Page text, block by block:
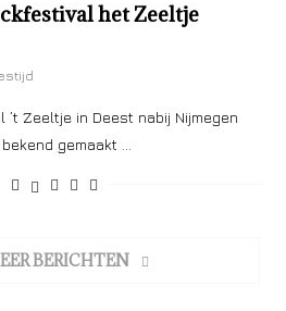
het Zeeltje
Zeeltje in Deest nabij Nijmegen
gemaakt …
BERICHTEN